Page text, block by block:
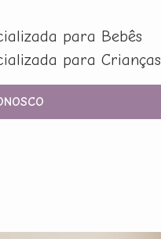
para Bebês
para Crianças